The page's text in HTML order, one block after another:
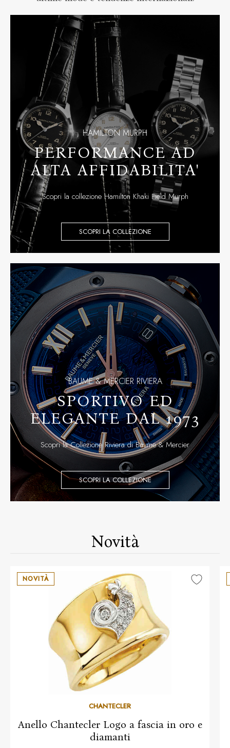
HAMILTON MURPH
PERFORMANCE AD
ALTA AFFIDABILITA'
Scopri la collezione Hamilton Khaki Field Murph
SCOPRI LA COLLEZIONE
BAUME & MERCIER RIVIERA
SPORTIVO ED
ELEGANTE DAL 1973
Scopri la Collezione Riviera di Baume & Mercier
SCOPRI LA COLLEZIONE
Novità
NOVITÀ
CHANTECLER
Anello Chantecler Logo a fascia in oro e
diamanti